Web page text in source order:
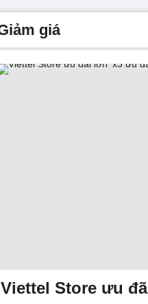
giảm giá
Viettel Store ưu